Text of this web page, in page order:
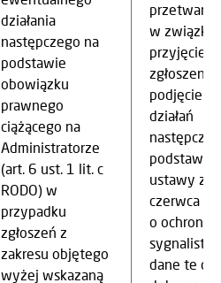
działania
następczego na
podstawie
obowiązku
prawnego
ciążącego na
Administratorze
(art. 6 ust. 1 lit. c
RODO) w
przypadku
zgłoszeń z
zakresu objętego
wyżej wskazaną
w związku
przyjęciem
zgłoszenia
podjęciem
działań
podstawie
ustawy z
czerwca
o ochronie
dane te